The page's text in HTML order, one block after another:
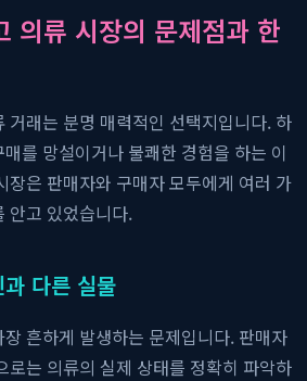
의류 시장의 문제점과 한
거래는 분명 매력적인 선택지입니다. 하
를 망설이거나 불쾌한 경험을 하는 이
장은 판매자와 구매자 모두에게 여러 가
안고 있었습니다.
다른 실물
흔하게 발생하는 문제입니다. 판매자
로는 의류의 실제 상태를 정확히 파악하